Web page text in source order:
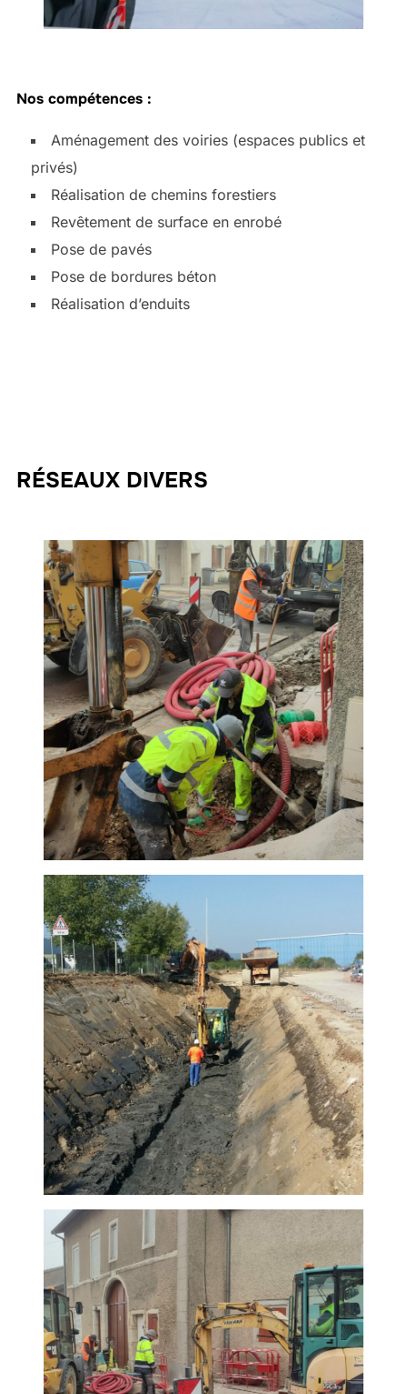
Nos compétences :
Aménagement des voiries (espaces publics et
privés)
Réalisation de chemins forestiers
Revêtement de surface en enrobé
Pose de pavés
Pose de bordures béton
Réalisation d’enduits
RÉSEAUX DIVERS